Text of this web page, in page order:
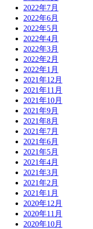
2022年7月
2022年6月
2022年5月
2022年4月
2022年3月
2022年2月
2022年1月
2021年12月
2021年11月
2021年10月
2021年9月
2021年8月
2021年7月
2021年6月
2021年5月
2021年4月
2021年3月
2021年2月
2021年1月
2020年12月
2020年11月
2020年10月